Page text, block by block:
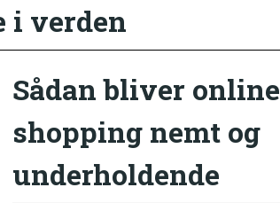
i verden
Sådan bliver online
shopping nemt og
underholdende